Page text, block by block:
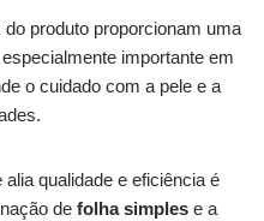
produto proporcionam uma
importante em
o cuidado com a pele e a
qualidade e eficiência é
de folha simples e a